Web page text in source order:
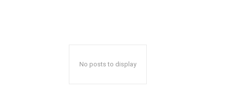
No posts to display